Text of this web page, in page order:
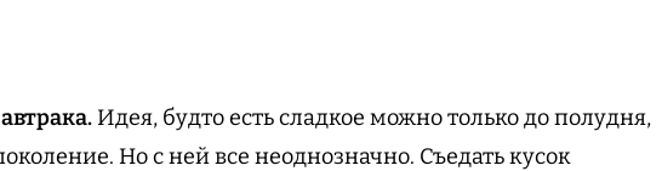
Идея, будто есть сладкое можно только до полудня,
Но с ней все неоднозначно. Съедать кусок